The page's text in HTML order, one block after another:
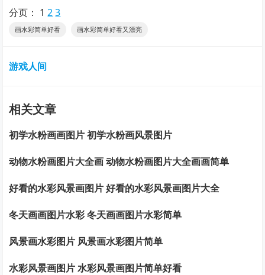
分页： 1 2 3
画水彩简单好看 画水彩简单好看又漂亮
游戏人间
相关文章
初学水粉画画图片 初学水粉画风景图片
动物水粉画图片大全画 动物水粉画图片大全画画简单
好看的水彩风景画图片 好看的水彩风景画图片大全
冬天画画图片水彩 冬天画画图片水彩简单
风景画水彩图片 风景画水彩图片简单
水彩风景画图片 水彩风景画图片简单好看